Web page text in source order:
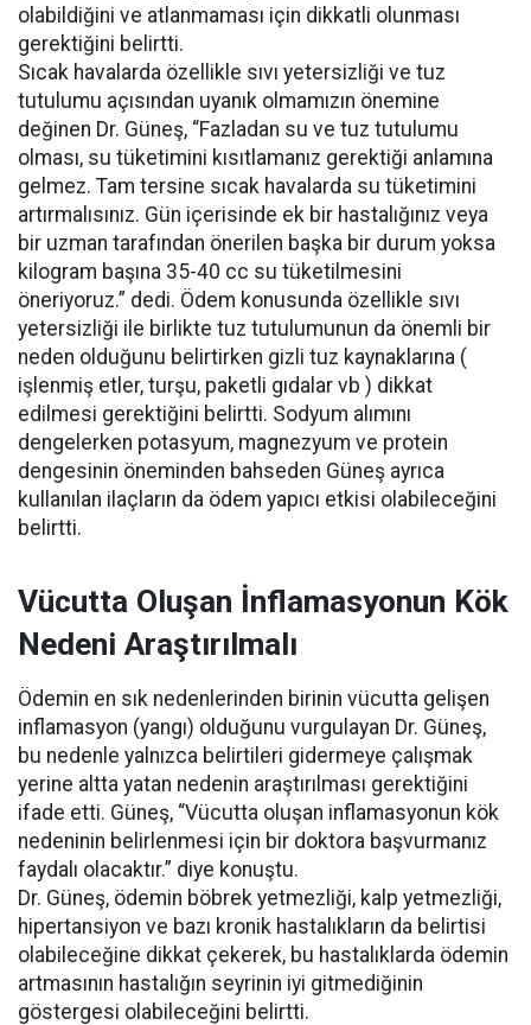
olabildiğini ve atlanmaması için dikkatli olunması
gerektiğini belirtti.
Sıcak havalarda özellikle sıvı yetersizliği ve tuz
tutulumu açısından uyanık olmamızın önemine
değinen Dr. Güneş, “Fazladan su ve tuz tutulumu
olması, su tüketimini kısıtlamanız gerektiği anlamına
gelmez. Tam tersine sıcak havalarda su tüketimini
artırmalısınız. Gün içerisinde ek bir hastalığınız veya
bir uzman tarafından önerilen başka bir durum yoksa
kilogram başına 35-40 cc su tüketilmesini
öneriyoruz.” dedi. Ödem konusunda özellikle sıvı
yetersizliği ile birlikte tuz tutulumunun da önemli bir
neden olduğunu belirtirken gizli tuz kaynaklarına (
işlenmiş etler, turşu, paketli gıdalar vb ) dikkat
edilmesi gerektiğini belirtti. Sodyum alımını
dengelerken potasyum, magnezyum ve protein
dengesinin öneminden bahseden Güneş ayrıca
kullanılan ilaçların da ödem yapıcı etkisi olabileceğini
belirtti.
Vücutta Oluşan İnflamasyonun Kök
Nedeni Araştırılmalı
Ödemin en sık nedenlerinden birinin vücutta gelişen
inflamasyon (yangı) olduğunu vurgulayan Dr. Güneş,
bu nedenle yalnızca belirtileri gidermeye çalışmak
yerine altta yatan nedenin araştırılması gerektiğini
ifade etti. Güneş, “Vücutta oluşan inflamasyonun kök
nedeninin belirlenmesi için bir doktora başvurmanız
faydalı olacaktır.” diye konuştu.
Dr. Güneş, ödemin böbrek yetmezliği, kalp yetmezliği,
hipertansiyon ve bazı kronik hastalıkların da belirtisi
olabileceğine dikkat çekerek, bu hastalıklarda ödemin
artmasının hastalığın seyrinin iyi gitmediğinin
göstergesi olabileceğini belirtti.